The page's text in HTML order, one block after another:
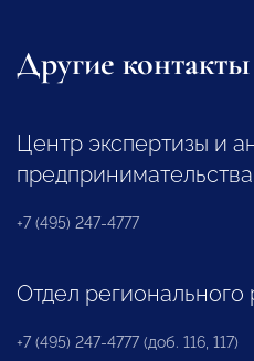
Другие контакты
Центр экспертизы и
предпринимательства
+7 (495) 247-4777
Отдел регионального
+7 (495) 247-4777 (доб. 116, 117)